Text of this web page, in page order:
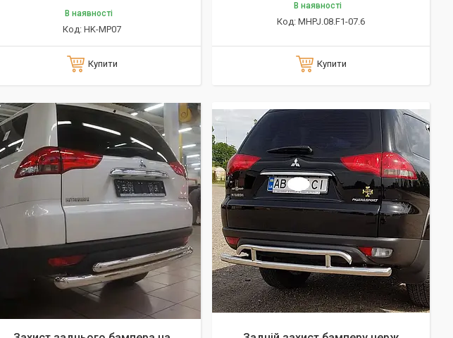
В наявності
HK-MP07
Купити
В наявності
MHPJ.08.F1-07.6
Купити